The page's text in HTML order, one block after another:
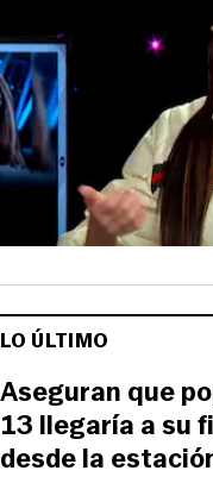
LO ÚLTIMO
Aseguran que
13 llegaría a su
desde la